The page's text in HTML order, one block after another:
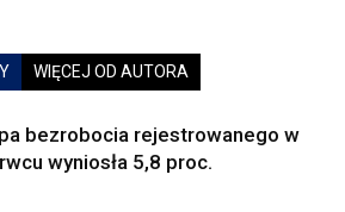
WIĘCEJ OD AUTORA
bezrobocia rejestrowanego w
wyniosła 5,8 proc.